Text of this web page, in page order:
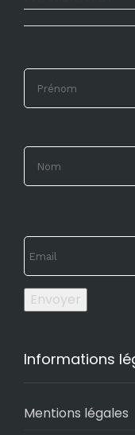
Envoyer
Informations
Mentions légales